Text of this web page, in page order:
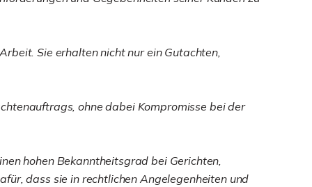
Sie erhalten nicht nur ein Gutachten,
ohne dabei Kompromisse bei der
hohen Bekanntheitsgrad bei Gerichten,
dass sie in rechtlichen Angelegenheiten und